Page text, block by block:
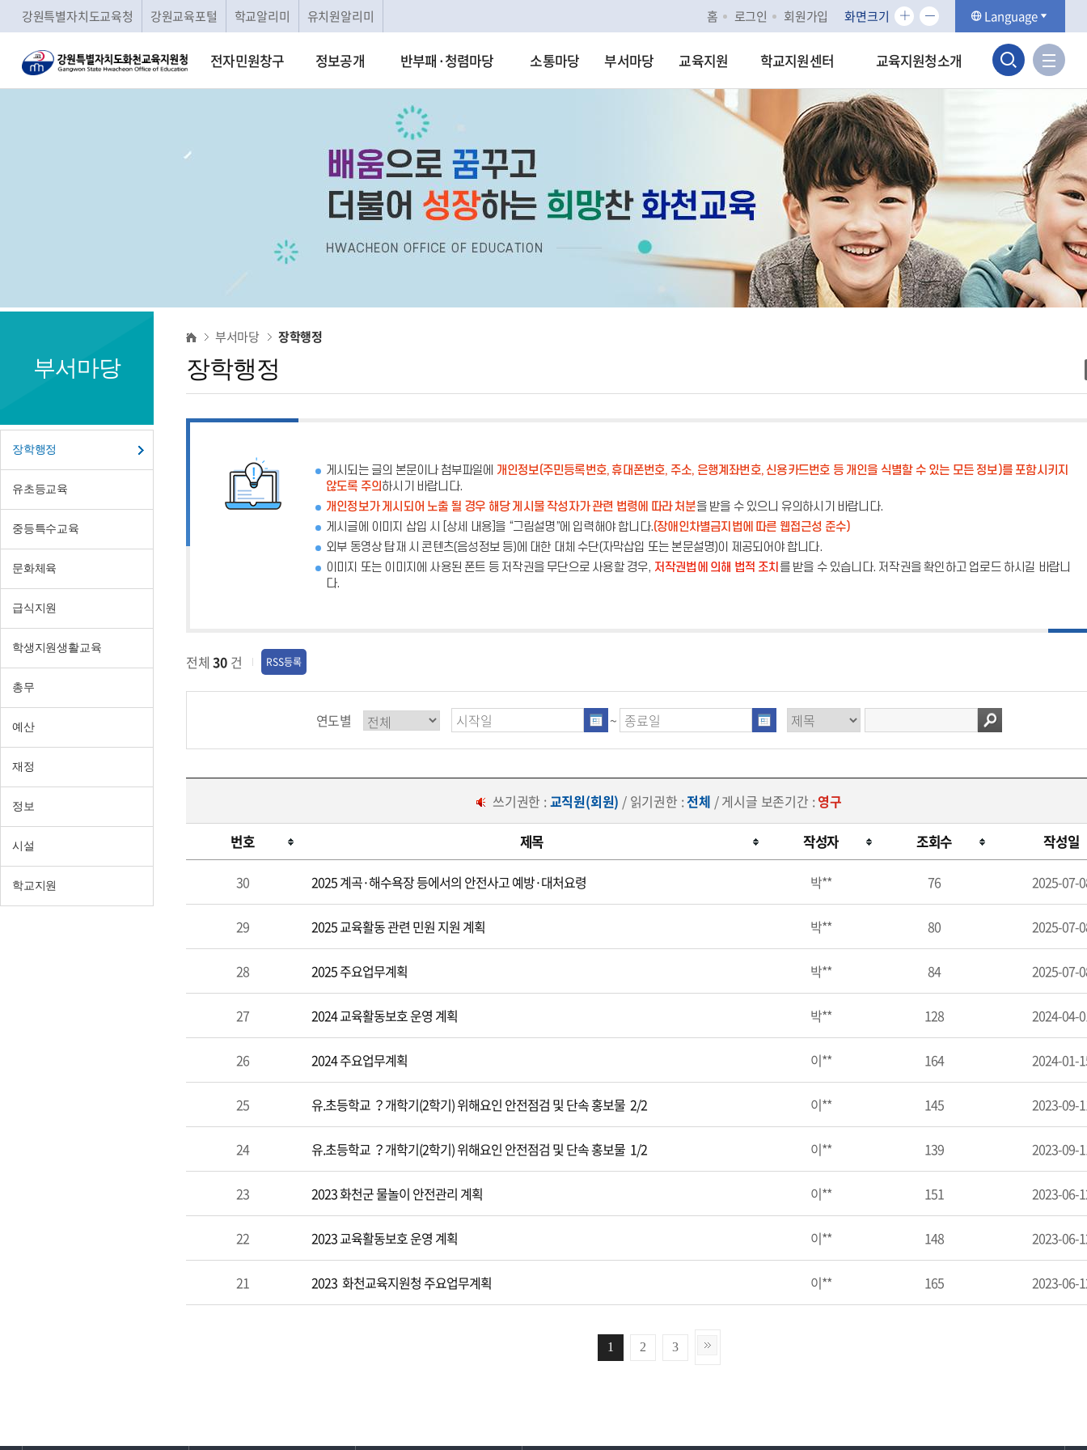
강원특별자치도교육청 강원교육포털 학교알리미 유치원알리미 홈 로그인 회원가입 화면크기
화
면
크
기
확
대
화
면
크
축
Language
전자민원창구 정보공개 반부패·청렴마당 소통마당 부서마당 교육지원 학교지원센터 교육지원청소개
검
색
역
열
기
사
이
맵
바
로
가
기
부서마당
장학행정
유초등교육
중등특수교육
문화체육
급식지원
학생지원생활교육
총무
예산
재정
정보
시설
학교지원
장
학
행
정
부서마당 장학행정
장학행정
게시되는 글의 본문이나 첨부파일에 개인정보(주민등록번호, 휴대폰번호, 주소, 은행계좌번호, 신용카드번호 등 개인을 식별할 수 있는 모든 정보)를 포함시키지
않도록 주의하시기 바랍니다.
개인정보가 게시되어 노출 될 경우 해당 게시물 작성자가 관련 법령에 따라 처분을 받을 수 있으니 유의하시기 바랍니다.
게시글에 이미지 삽입 시 [상세 내용]을 “그림설명”에 입력해야 합니다.(장애인차별금지법에 따른 웹접근성 준수)
외부 동영상 탑재 시 콘텐츠(음성정보 등)에 대한 대체 수단(자막삽입 또는 본문설명)이 제공되어야 합니다.
이미지 또는 이미지에 사용된 폰트 등 저작권을 무단으로 사용할 경우, 저작권법에 의해 법적 조치 를 받을 수 있습니다. 저작권을 확인하고 업로드 하시길 바랍니
다.
전체 30 건 RSS등록
연도별 ~
쓰기권한 :교직원(회원) / 읽기권한 :전체 / 게시글 보존기간 :영구
행
번호 제목 작성자 조회수 작성일
30 2025 계곡·해수욕장 등에서의 안전사고 예방·대처요령 박** 76 2025-07-
29 2025 교육활동 관련 민원 지원 계획 박** 80 2025-07-
28 2025 주요업무계획 박** 84 2025-07-
27 2024 교육활동보호 운영 계획 박** 128 2024-04-
26 2024 주요업무계획 이** 164 2024-01-
25 유.초등학교 ？개학기(2학기) 위해요인 안전점검 및 단속 홍보물 2/2 이** 145 2023-09-
24 유.초등학교 ？개학기(2학기) 위해요인 안전점검 및 단속 홍보물 1/2 이** 139 2023-09-
23 2023 화천군 물놀이 안전관리 계획 이** 151 2023-06-
22 2023 교육활동보호 운영 계획 이** 148 2023-06-
21 2023 화천교육지원청 주요업무계획 이** 165 2023-06-
1 2 3